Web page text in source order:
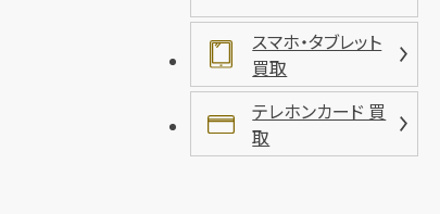
スマホ・タブレット
買取
テレホンカード 買
取